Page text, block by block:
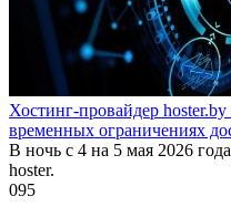
Хостинг-провайдер
временных ограничениях
В ночь с 4 на 5 мая 2026
hoster.
095